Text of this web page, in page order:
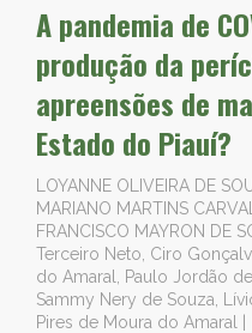
A pandemia de
produção da
apreensões de
Estado do Piauí?
LOYANNE OLIVEIRA DE
MARIANO MARTINS
FRANCISCO MAYRON DE
Terceiro Neto, Ciro
do Amaral, Paulo Jordão
Sammy Nery de Souza,
Pires de Moura do Amaral